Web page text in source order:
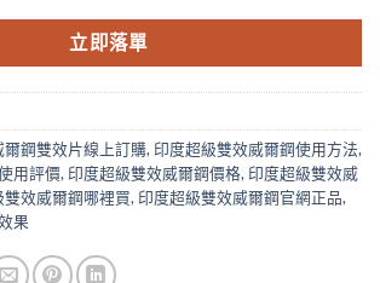
立即落單
爾鋼雙效片線上訂購, 印度超級雙效威爾鋼使用方法,
用評價, 印度超級雙效威爾鋼價格, 印度超級雙效威
雙效威爾鋼哪裡買, 印度超級雙效威爾鋼官網正品,
果